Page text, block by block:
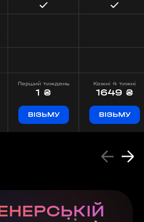
Перший тиждень
1 ₴
ВІЗЬМУ
Кожні 4 тижні
1649 ₴
ВІЗЬМУ